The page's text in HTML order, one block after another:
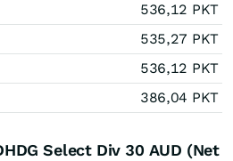
536,12 PKT
535,27 PKT
536,12 PKT
386,04 PKT
Select Div 30 AUD (Net